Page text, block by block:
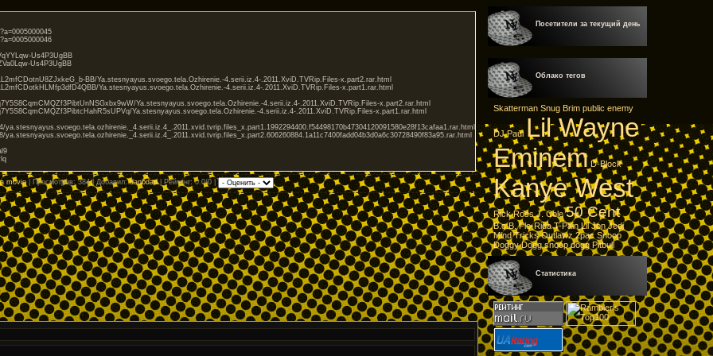
Us4P3UgBB
Us4P3UgBB
BB/Ya.stesnyayus.svoego.tela.Оzhirenie.-4.serii.iz.4-.2011.XviD.TVRip.Files-x.part2.rar.html
Ya.stesnyayus.svoego.tela.Оzhirenie.-4.serii.iz.4-.2011.XviD.TVRip.Files-x.part1.rar.html
Ya.stesnyayus.svoego.tela.Оzhirenie.-4.serii.iz.4-.2011.XviD.TVRip.Files-x.part2.rar.html
Ya.stesnyayus.svoego.tela.Оzhirenie.-4.serii.iz.4-.2011.XviD.TVRip.Files-x.part1.rar.html
Ya.stesnyayus.svoego.tela._hirenie.2529.2011.XviD.TVRip.Files-x.part1.rar.html
Ya.stesnyayus.svoego.tela._hirenie.2529.2011.XviD.TVRip.Files-x.part2.rar.html
movie| Просмотров: 384 | Добавил:danbdan| Рейтинг: 0.0/0 |
Посетители за текущий день
Облако тегов
Skatterman Snug Brim public enemy
DJ Paul Lil Wayne
Eminem D-Block
Kanye West
Rick Ross J. Cole 50 Cent
B.o.B. Flo-Rida T-Pain Lil Jon Jedi
Mind Tricks Outlawz 2pac Snoop
Doggy Dogg snoop dogg Pitbull
Статистика